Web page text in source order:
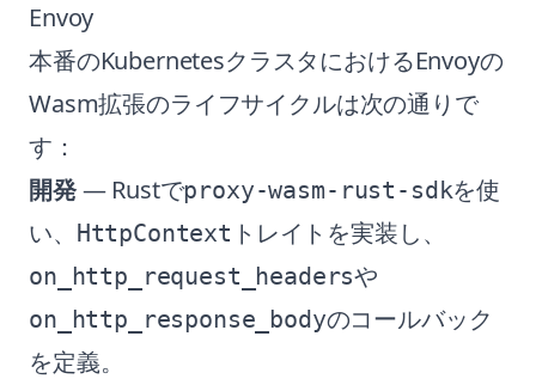
Envoy
本番のKubernetesクラスタにおけるEnvoyの
Wasm拡張のライフサイクルは次の通りで
す：
開発— Rustでproxy-wasm-rust-sdkを使
い、
HttpContext トレイトを実装し、
on_http_request_headersや
on_http_response_bodyのコールバック
を定義。